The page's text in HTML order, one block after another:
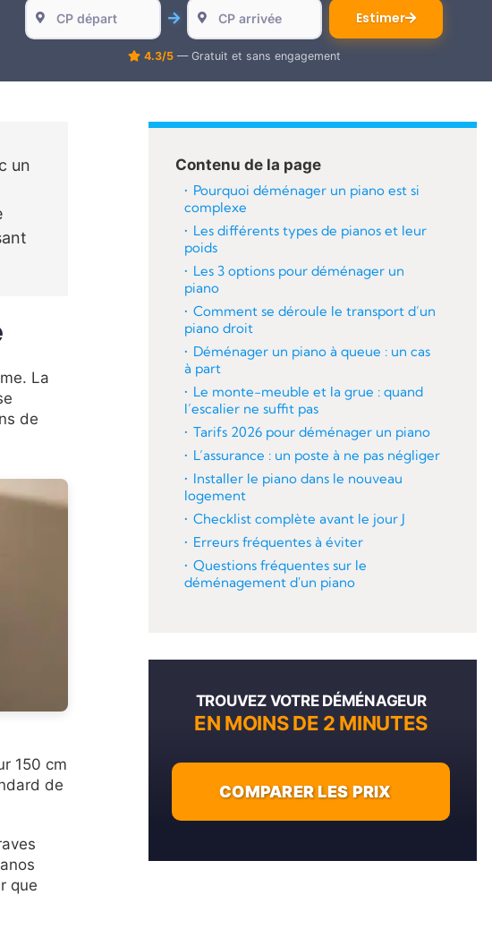
Estimer
4.3/5— Gratuit et sans engagement
un
La
de
150 cm
de
que
Contenu de la page
Pourquoi déménager un piano est si
complexe
Les différents types de pianos et leur
poids
Les 3 options pour déménager un
piano
Comment se déroule le transport d’un
piano droit
Déménager un piano à queue : un cas
à part
Le monte-meuble et la grue : quand
l’escalier ne suffit pas
Tarifs 2026 pour déménager un piano
L’assurance : un poste à ne pas négliger
Installer le piano dans le nouveau
logement
Checklist complète avant le jour J
Erreurs fréquentes à éviter
Questions fréquentes sur le
déménagement d'un piano
TROUVEZ VOTRE DÉMÉNAGEUR
EN MOINS DE 2 MINUTES
COMPARER LES PRIX